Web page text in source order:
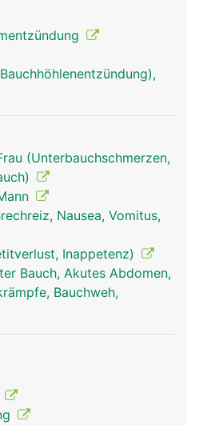
(Unterbauchschmerzen,
Nausea, Vomitus,
Inappetenz)
Bauch, Akutes Abdomen,
Bauchweh,